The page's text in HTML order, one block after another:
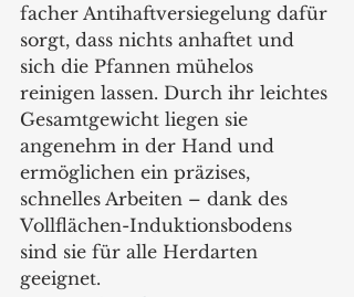
facher Antihaftversiegelung dafür
sorgt, dass nichts anhaftet und
sich die Pfannen mühelos
reinigen lassen. Durch ihr leichtes
Gesamtgewicht liegen sie
angenehm in der Hand und
ermöglichen ein präzises,
schnelles Arbeiten – dank des
Vollflächen-Induktionsbodens
sind sie für alle Herdarten
geeignet.